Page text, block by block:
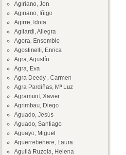
Agiriano, Jon
Agiriano, Iñigo
Agirre, Idoia
Agliardi, Allegra
Agora, Ensemble
Agostinelli, Enrica
Agra, Agustín
Agra, Eva
Agra Deedy , Carmen
Agra Pardiñas, Mª Luz
Agramunt, Xavier
Agrimbau, Diego
Aguado, Jesús
Aguado, Santiago
Aguayo, Miguel
Aguerrebehere, Laura
Aguilà Ruzola, Helena